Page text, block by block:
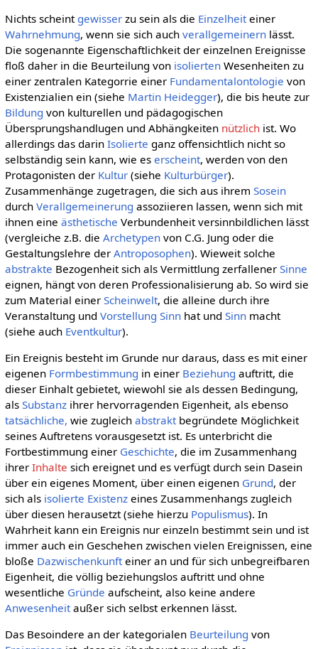
Nichts scheint gewisserzu sein als die Einzelheiteiner
Wahrnehmung, wenn sie sich auch verallgemeinernlässt.
Die sogenannte Eigenschaftlichkeit der einzelnen Ereignisse
floß daher in die Beurteilung von isoliertenWesenheiten zu
einer zentralen Kategorrie einer Fundamentalontologie von
Existenzialien ein (siehe Martin Heidegger), die bis heute zur
Bildung von kulturellen und pädagogischen
Übersprungshandlugen und Abhängkeiten nützlichist. Wo
allerdings das darin Isolierte ganz offensichtlich nicht so
selbständig sein kann, wie es erscheint, werden von den
Protagonisten der Kultur(siehe Kulturbürger).
Zusammenhänge zugetragen, die sich aus ihrem Sosein
durch Verallgemeinerung assoziieren lassen, wenn sich mit
ihnen eine ästhetische Verbundenheit versinnbildlichen lässt
(vergleiche z.B. die Archetypenvon C.G. Jung oder die
Gestaltungslehre der Antroposophen). Wieweit solche
abstrakte Bezogenheit sich als Vermittlung zerfallener Sinne
eignen, hängt von deren Professionalisierung ab. So wird sie
zum Material einer Scheinwelt, die alleine durch ihre
Veranstaltung und Vorstellung Sinnhat und Sinnmacht
(siehe auch Eventkultur).
Ein Ereignis besteht im Grunde nur daraus, dass es mit einer
eigenen Formbestimmung in einer Beziehung auftritt, die
dieser Einhalt gebietet, wiewohl sie als dessen Bedingung,
als Substanzihrer hervorragenden Eigenheit, als ebenso
tatsächliche, wie zugleich abstraktbegründete Möglichkeit
seines Auftretens vorausgesetzt ist. Es unterbricht die
Fortbestimmung einer Geschichte, die im Zusammenhang
ihrer Inhalte sich ereignet und es verfügt durch sein Dasein
über ein eigenes Moment, über einen eigenen Grund, der
sich als isolierte Existenzeines Zusammenhangs zugleich
über diesen herausetzt (siehe hierzu Populismus). In
Wahrheit kann ein Ereignis nur einzeln bestimmt sein und ist
immer auch ein Geschehen zwischen vielen Ereignissen, eine
bloße Dazwischenkunfteiner an und für sich unbegreifbaren
Eigenheit, die völlig beziehungslos auftritt und ohne
wesentliche Gründe aufscheint, also keine andere
Anwesenheitaußer sich selbst erkennen lässt.
Das Besoindere an der kategorialen Beurteilung von